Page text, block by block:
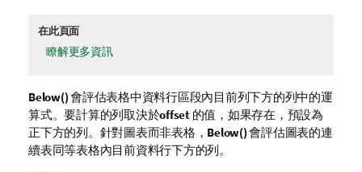
在此頁面
瞭解更多資訊
Below()會評估表格中資料行區段內目前列下方的列中的運
算式。要計算的列取決於offset的值，如果存在，預設為
正下方的列。針對圖表而非表格， Below()會評估圖表的連
續表同等表格內目前資料行下方的列。